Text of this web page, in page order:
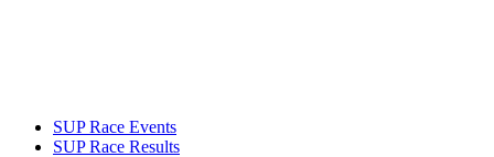
SUP Race Events
SUP Race Results